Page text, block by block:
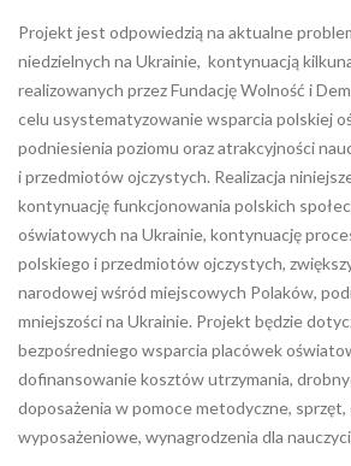
Projekt jest odpowiedzią na aktualne
niedzielnych na Ukrainie, kontynuacją
realizowanych przez Fundację Wolność i
celu usystematyzowanie wsparcia polskiej
podniesienia poziomu oraz atrakcyjności
i przedmiotów ojczystych. Realizacja
kontynuację funkcjonowania polskich
oświatowych na Ukrainie, kontynuację
polskiego i przedmiotów ojczystych,
narodowej wśród miejscowych Polaków,
mniejszości na Ukrainie. Projekt będzie
bezpośredniego wsparcia placówek
dofinansowanie kosztów utrzymania,
doposażenia w pomoce metodyczne,
wyposażeniowe, wynagrodzenia dla